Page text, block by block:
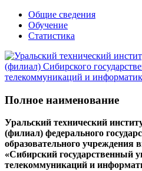
Общие сведения
Обучение
Статистика
Полное наименование
Уральский технический
(филиал) федерального
образовательного учреждения
«Сибирский государственный
телекоммуникаций и